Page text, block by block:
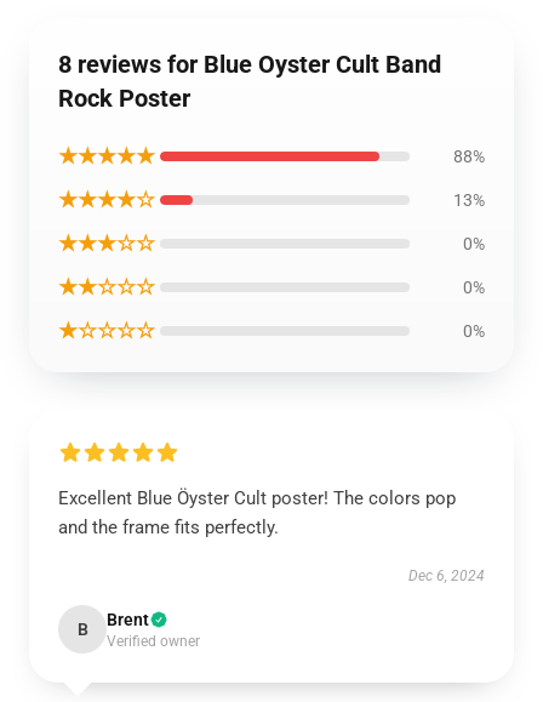
8 reviews for Blue Oyster Cult Band
Rock Poster
★★★★★ 88%
★★★★☆ 13%
★★★☆☆ 0%
★★☆☆☆ 0%
★☆☆☆☆ 0%
Excellent Blue Öyster Cult poster! The colors pop
and the frame fits perfectly.
Dec 6, 2024
B Brent
Verified owner